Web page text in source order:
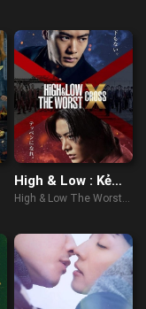
High & Low : Kẻ
Cặn Bã X
High & Low The Worst X